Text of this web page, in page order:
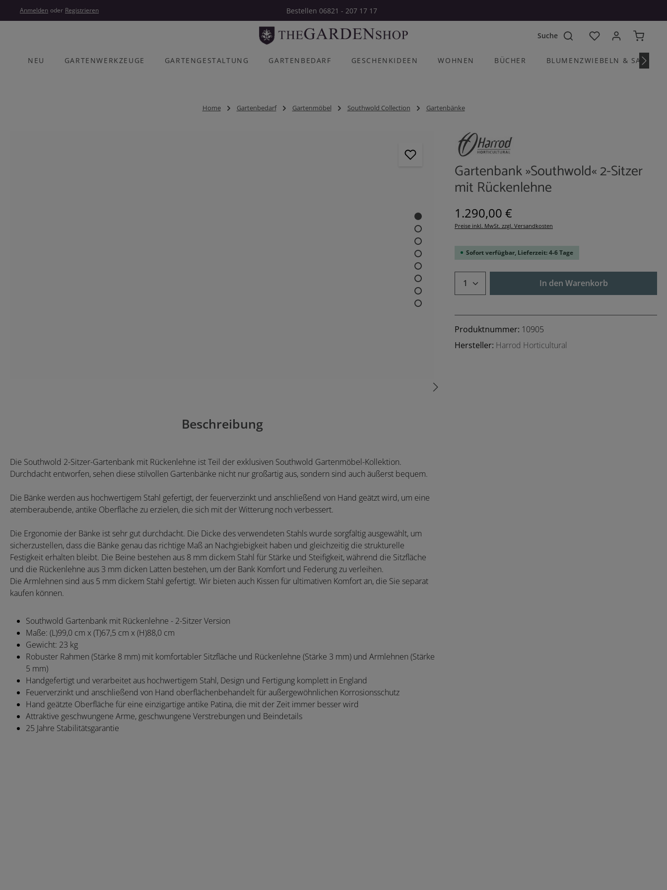
Hauptinhalt springen
Zur Hauptnavigation springen
Anmelden oder Registrieren Bestellen 06821 - 207 17 17
Du hast 0 Produkte
NEU GARTENWERKZEUGE GARTENGESTALTUNG GARTENBEDARF GESCHENKIDEEN WOHNEN BÜCHER BLUMENZWIEBELN &
Home Gartenbedarf Gartenmöbel Southwold Collection Gartenbänke
Gartenbank »Southwold« 2-Sitzer
mit Rückenlehne
Regulärer Preis:
1.290,00 €
Preise inkl. MwSt. zzgl. Versandkosten
Sofort verfügbar, Lieferzeit: 4-6 Tage
Produkt Anzahl: Gib den
In den Warenkorb
Produktnummer: 10905
Hersteller: Harrod Horticultural
Beschreibung
Die Southwold 2-Sitzer-Gartenbank mit Rückenlehne ist Teil der exklusiven Southwold Gartenmöbel-Kollektion.
Durchdacht entworfen, sehen diese stilvollen Gartenbänke nicht nur großartig aus, sondern sind auch äußerst bequem.
Die Bänke werden aus hochwertigem Stahl gefertigt, der feuerverzinkt und anschließend von Hand geätzt wird, um eine
atemberaubende, antike Oberfläche zu erzielen, die sich mit der Witterung noch verbessert.
Die Ergonomie der Bänke ist sehr gut durchdacht. Die Dicke des verwendeten Stahls wurde sorgfältig ausgewählt, um
sicherzustellen, dass die Bänke genau das richtige Maß an Nachgiebigkeit haben und gleichzeitig die strukturelle
Festigkeit erhalten bleibt. Die Beine bestehen aus 8 mm dickem Stahl für Stärke und Steifigkeit, während die Sitzfläche
und die Rückenlehne aus 3 mm dicken Latten bestehen, um der Bank Komfort und Federung zu verleihen.
Die Armlehnen sind aus 5 mm dickem Stahl gefertigt. Wir bieten auch Kissen für ultimativen Komfort an, die Sie separat
kaufen können.
Southwold Gartenbank mit Rückenlehne - 2-Sitzer Version
Maße: (L)99,0 cm x (T)67,5 cm x (H)88,0 cm
Gewicht: 23 kg
Robuster Rahmen (Stärke 8 mm) mit komfortabler Sitzfläche und Rückenlehne (Stärke 3 mm) und Armlehnen (Stärke
5 mm)
Handgefertigt und verarbeitet aus hochwertigem Stahl, Design und Fertigung komplett in England
Feuerverzinkt und anschließend von Hand oberflächenbehandelt für außergewöhnlichen Korrosionsschutz
Hand geätzte Oberfläche für eine einzigartige antike Patina, die mit der Zeit immer besser wird
Attraktive geschwungene Arme, geschwungene Verstrebungen und Beindetails
25 Jahre Stabilitätsgarantie